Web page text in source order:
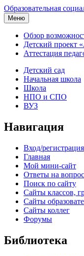
Образовательная
Меню
Обзор
Детский проект
Аттестация
Детский сад
Начальная школа
Школа
НПО и СПО
ВУЗ
Навигация
Вход/регистрация
Главная
Мой мини-сайт
Ответы на
Поиск по сайту
Сайты классов,
Сайты
Сайты коллег
Форумы
Библиотека